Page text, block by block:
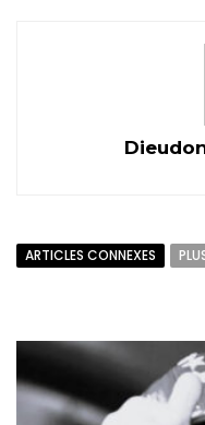
ARTICLES CONNEXES